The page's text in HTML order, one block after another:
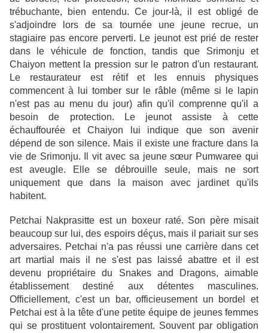
trébuchante, bien entendu. Ce jour-là, il est obligé de
s'adjoindre lors de sa tournée une jeune recrue, un
stagiaire pas encore perverti. Le jeunot est prié de rester
dans le véhicule de fonction, tandis que Srimonju et
Chaiyon mettent la pression sur le patron d'un restaurant.
Le restaurateur est rétif et les ennuis physiques
commencent à lui tomber sur le râble (même si le lapin
n'est pas au menu du jour) afin qu'il comprenne qu'il a
besoin de protection. Le jeunot assiste à cette
échauffourée et Chaiyon lui indique que son avenir
dépend de son silence. Mais il existe une fracture dans la
vie de Srimonju. Il vit avec sa jeune sœur Pumwaree qui
est aveugle. Elle se débrouille seule, mais ne sort
uniquement que dans la maison avec jardinet qu'ils
habitent.
Petchai Nakprasitte est un boxeur raté. Son père misait
beaucoup sur lui, des espoirs déçus, mais il pariait sur ses
adversaires. Petchai n'a pas réussi une carrière dans cet
art martial mais il ne s'est pas laissé abattre et il est
devenu propriétaire du Snakes and Dragons, aimable
établissement destiné aux détentes masculines.
Officiellement, c'est un bar, officieusement un bordel et
Petchai est à la tête d'une petite équipe de jeunes femmes
qui se prostituent volontairement. Souvent par obligation